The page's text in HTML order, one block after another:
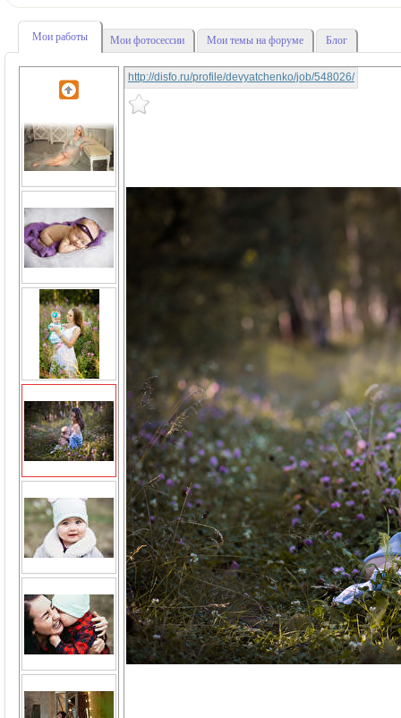
Мои работы Мои фотосессии Мои темы на форуме Блог
http://disfo.ru/profile/devyatchenko/job/548026/